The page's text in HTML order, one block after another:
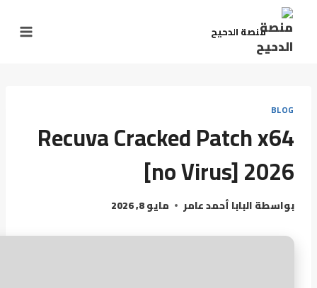
التجاوز
المحتوى
منصة الدحيح
BLOG
Recuva Cracked Patch x64
[no Virus] 2026
بواسطةالبابا أحمد عامر مايو 8, 2026